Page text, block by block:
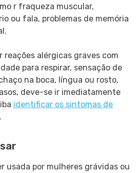
r fraqueza muscular,
ou fala, problemas de memória
reações alérgicas graves com
para respirar, sensação de
na boca, língua ou rosto,
deve-se ir imediatamente
identificar os sintomas de
.
usada por mulheres grávidas ou